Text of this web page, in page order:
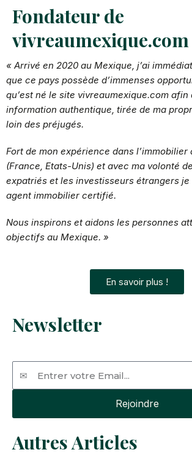
Fondateur de
vivreaumexique.com
« Arrivé en 2020 au Mexique, j’ai
que ce pays possède d’immenses
qu’est né le site vivreaumexique.com
information authentique, tirée de ma
loin des préjugés.
Fort de mon expérience dans l’immobilier
(France, Etats-Unis) et avec ma volonté
expatriés et les investisseurs étrangers je
agent immobilier certifié.
Nous inspirons et aidons les personnes
objectifs au Mexique. »
En savoir plus !
Newsletter
Rejoindre
Autres Articles